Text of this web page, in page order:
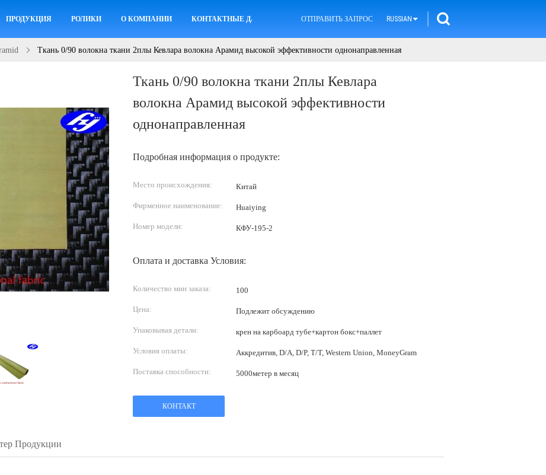
ПРОДУКЦИЯ РОЛИКИ О КОМПАНИИ КОНТАКТНЫЕ ДАННЫЕ ОТПРАВИТЬ ЗАПРОС RUSSIAN
Ткань 0/90 волокна ткани 2плы Кевлара волокна Арамид высокой эффективности однонаправленная
Ткань 0/90 волокна ткани 2плы Кевлара
волокна Арамид высокой эффективности
однонаправленная
Подробная информация о продукте:
Место происхождения: Китай
Фирменное наименование: Huaiying
Номер модели: КФУ-195-2
Оплата и доставка Условия:
Количество мин заказа: 100
Цена: Подлежит обсуждению
Упаковывая детали: крен на карбоард тубе+картон бокс+паллет
Условия оплаты: Аккредитив, D/A, D/P, T/T, Western Union, MoneyGram
Поставка способности: 5000метер в месяц
КОНТАКТ
Продукции